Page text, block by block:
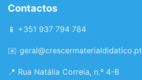
Contactos
📱 +351 937 794 784
✉️ geral@crescermaterialdidatico.pt
📍 Rua Natália Correia, n.º 4-B